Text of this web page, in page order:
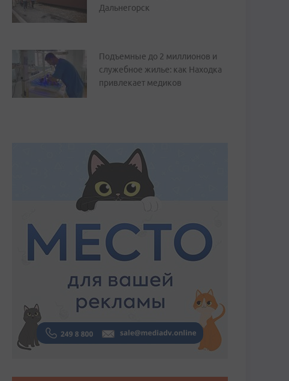
Дальнегорск
Подъемные до 2 миллионов и
служебное жилье: как Находка
привлекает медиков